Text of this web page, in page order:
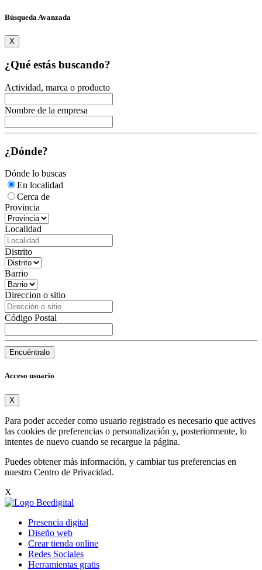
Búsqueda Avanzada
X
¿Qué estás buscando?
Actividad, marca o producto
Nombre de la empresa
¿Dónde?
Dónde lo buscas
En localidad
Cerca de
Provincia
Localidad
Distrito
Barrio
Direccion o sitio
Código Postal
Encuéntralo
Acceso usuario
X
Para poder acceder como usuario registrado es necesario que actives
las cookies de preferencias o personalización y, posteriormente, lo
intentes de nuevo cuando se recargue la página.
Puedes obtener más información, y cambiar tus preferencias en
nuestro Centro de Privacidad.
X
Presencia digital
Diseño web
Crear tienda online
Redes Sociales
Herramientas gratis